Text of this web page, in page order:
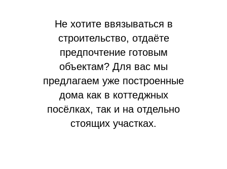
Не хотите ввязываться в
строительство, отдаёте
предпочтение готовым
объектам? Для вас мы
предлагаем уже построенные
дома как в коттеджных
посёлках, так и на отдельно
стоящих участках.